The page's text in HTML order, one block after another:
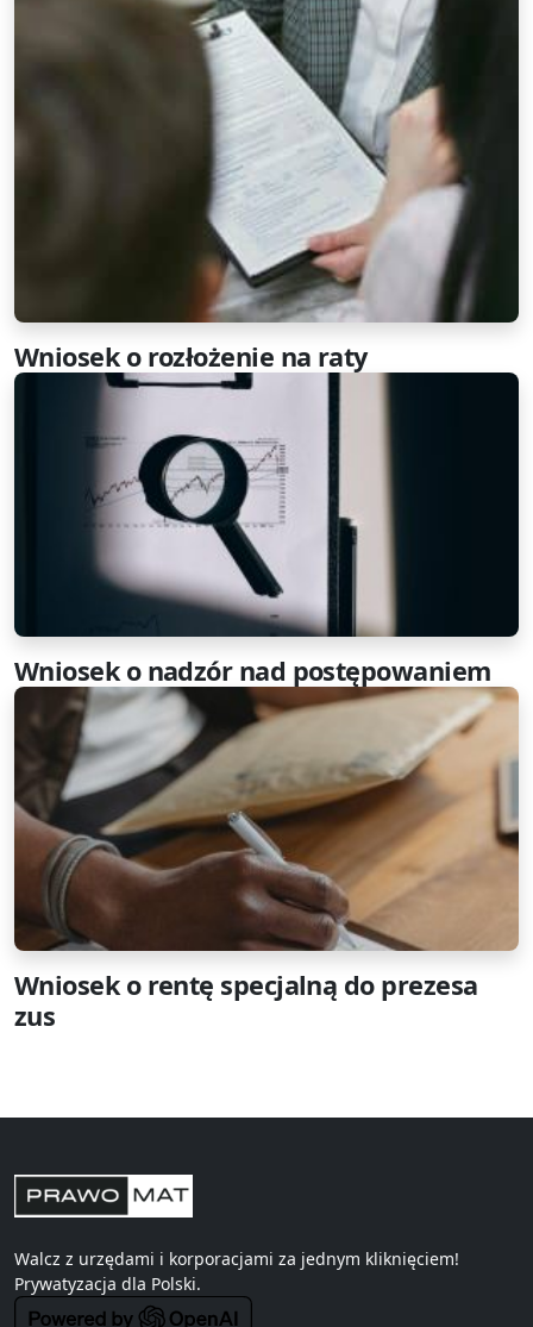
Wniosek o rozłożenie na raty
Wniosek o nadzór nad postępowaniem
Wniosek o rentę specjalną do prezesa
zus
Walcz z urzędami i korporacjami za jednym kliknięciem!
Prywatyzacja dla Polski.